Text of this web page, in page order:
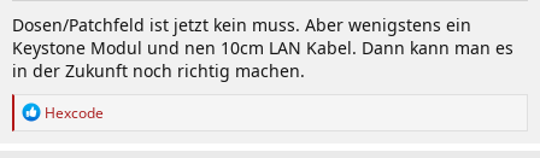
Dosen/Patchfeld ist jetzt kein muss. Aber wenigstens ein
Keystone Modul und nen 10cm LAN Kabel. Dann kann man es
in der Zukunft noch richtig machen.
R
Hexcode